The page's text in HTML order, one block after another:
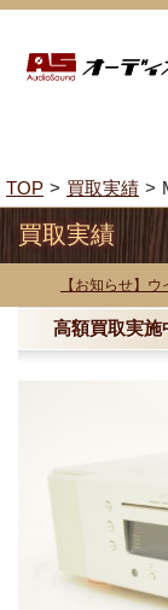
TOP 買取実績
買取実績
【お知らせ】
高額買取実